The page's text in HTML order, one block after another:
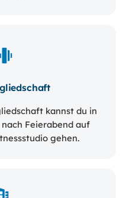
kannst du in
Feierabend auf
gehen.